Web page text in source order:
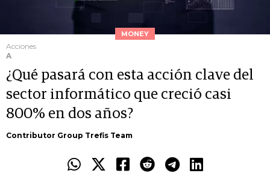
MONEY
Acciones
A
¿Qué pasará con esta acción clave del
sector informático que creció casi
800% en dos años?
Contributor Group Trefis Team